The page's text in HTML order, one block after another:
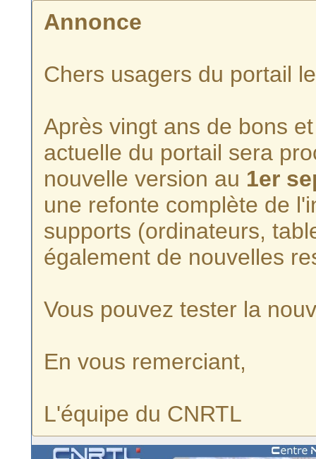
Annonce
Chers usagers du portail
Après vingt ans de bons
actuelle du portail sera
nouvelle version au 1er
une refonte complète de
supports (ordinateurs,
également de nouvelles
Vous pouvez tester la
En vous remerciant,
L'équipe du CNRTL